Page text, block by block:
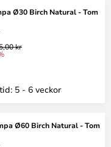
Ø30 Birch Natural - Tom
kr
5 - 6 veckor
Ø60 Birch Natural - Tom